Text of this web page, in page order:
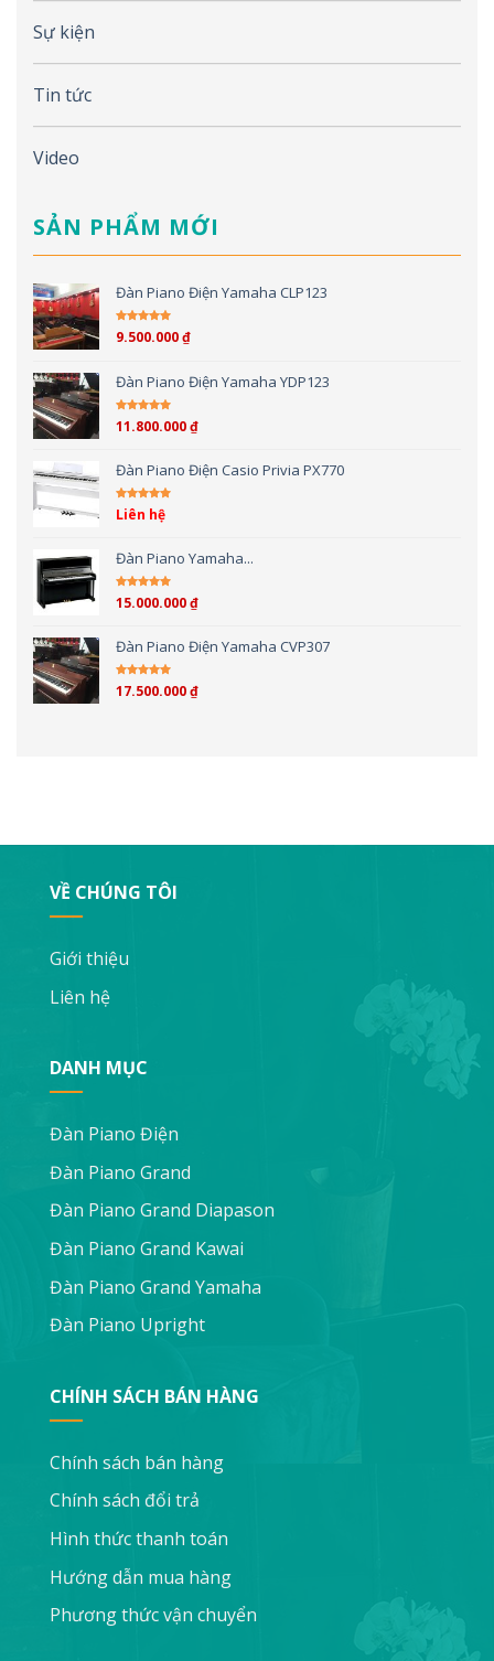
Sự kiện
Tin tức
Video
SẢN PHẨM MỚI
Đàn Piano Điện Yamaha CLP123
Được xếp hạng
9.500.000₫
Đàn Piano Điện Yamaha YDP123
Được xếp hạng
11.800.000₫
Đàn Piano Điện Casio Privia PX770
Được xếp hạng
Liên hệ
Đàn Piano Yamaha...
Được xếp hạng
15.000.000₫
Đàn Piano Điện Yamaha CVP307
Được xếp hạng
17.500.000₫
VỀ CHÚNG TÔI
Giới thiệu
Liên hệ
DANH MỤC
Đàn Piano Điện
Đàn Piano Grand
Đàn Piano Grand Diapason
Đàn Piano Grand Kawai
Đàn Piano Grand Yamaha
Đàn Piano Upright
CHÍNH SÁCH BÁN HÀNG
Chính sách bán hàng
Chính sách đổi trả
Hình thức thanh toán
Hướng dẫn mua hàng
Phương thức vận chuyển